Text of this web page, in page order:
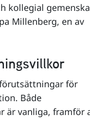
kollegial
Millenberg, en av
för
Både
är vanliga, framför